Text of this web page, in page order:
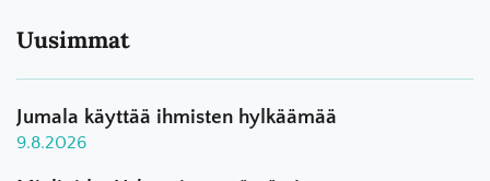
Uusimmat
Jumala käyttää ihmisten hylkäämää
9.8.2026